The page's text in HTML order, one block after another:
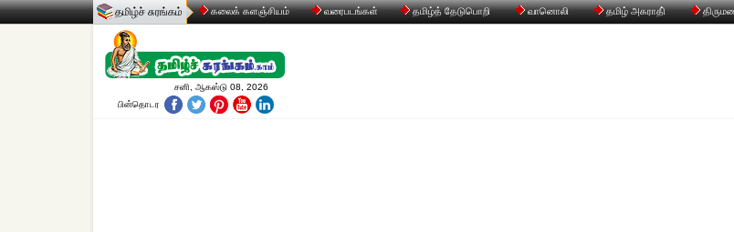
தமிழ்ச் சுரங்கம் கலைக் களஞ்சியம் வரைபடங்கள் தமிழ்த் தேடுபொறி வானொலி தமிழ் அகராதி்
சனி, ஆகஸ்டு 08, 2026
பின்தொடர